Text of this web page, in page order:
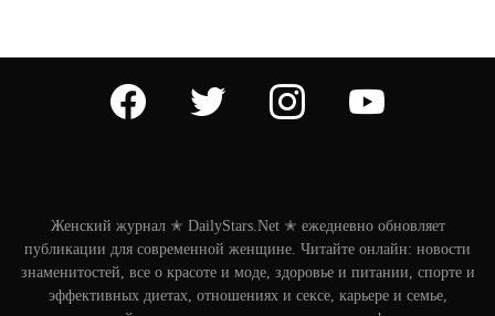
facebook twitter instagram youtube
Женский журнал ✭ DailyStars.Net ✭ ежедневно обновляет
публикации для современной женщине. Читайте онлайн: новости
знаменитостей, все о красоте и моде, здоровье и питании, спорте и
эффективных диетах, отношениях и сексе, карьере и семье,